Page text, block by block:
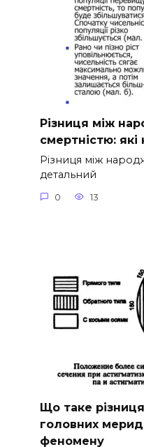
Різниця між
смертністю:
Різниця між
детальний
0 13
Що таке
головних
феномену